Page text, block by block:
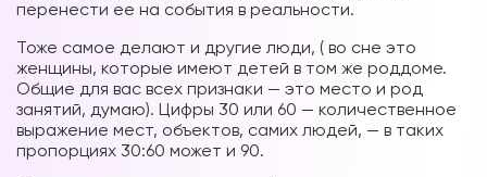
перенести ее на события в реальности.
Тоже самое делают и другие люди, ( во сне это
женщины, которые имеют детей в том же роддоме.
Общие для вас всех признаки — это место и род
занятий, думаю). Цифры 30 или 60 — количественное
выражение мест, объектов, самих людей, — в таких
пропорциях 30:60 может и 90.